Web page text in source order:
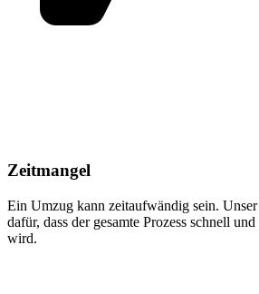
Zeitmangel
Ein Umzug kann zeitaufwändig sein.
dafür, dass der gesamte Prozess schnell
wird.